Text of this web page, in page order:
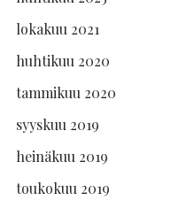
lokakuu 2021
huhtikuu 2020
tammikuu 2020
syyskuu 2019
heinäkuu 2019
toukokuu 2019